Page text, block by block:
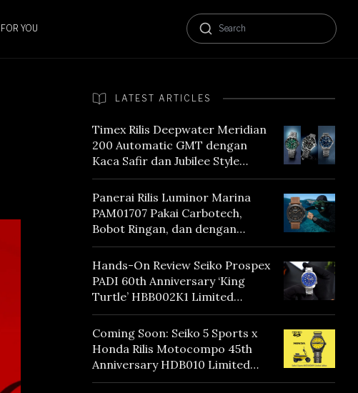
FOR YOU
LATEST ARTICLES
Timex Rilis Deepwater Meridian
200 Automatic GMT dengan
Kaca Safir dan Jubilee Style
Bracelet
Panerai Rilis Luminor Marina
PAM01707 Pakai Carbotech,
Bobot Ringan, dan dengan
Vintage Vibes
Hands-On Review Seiko Prospex
PADI 60th Anniversary ‘King
Turtle’ HBB002K1 Limited
Edition
Coming Soon: Seiko 5 Sports x
Honda Rilis Motocompo 45th
Anniversary HDB010 Limited
Edition